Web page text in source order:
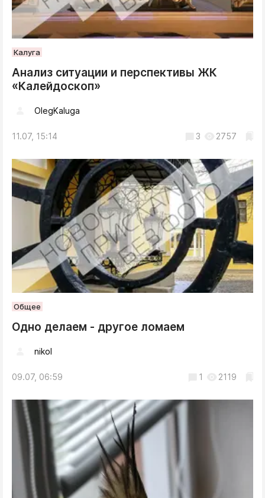
Калуга
Анализ ситуации и перспективы ЖК
«Калейдоскоп»
OlegKaluga
11.07, 15:14 3 2757
Общее
Одно делаем - другое ломаем
nikol
09.07, 06:59 1 2119